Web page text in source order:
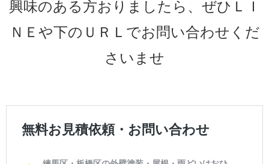
興味のある方おりましたら、ぜひＬＩ
ＮＥや下のＵＲＬでお問い合わせくだ
さいませ